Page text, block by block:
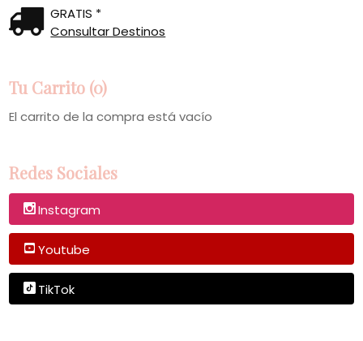
GRATIS *
Consultar Destinos
Tu Carrito (0)
El carrito de la compra está vacío
Redes Sociales
Instagram
Youtube
TikTok